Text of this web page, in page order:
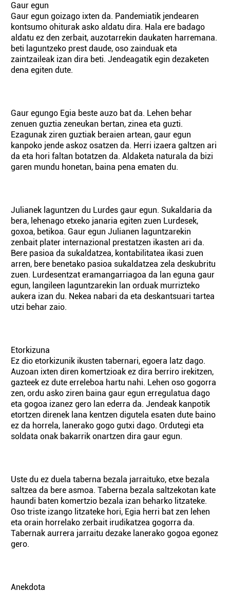
Gaur egun
Gaur egun goizago ixten da. Pandemiatik jendearen
kontsumo ohiturak asko aldatu dira. Hala ere badago
aldatu ez den zerbait, auzotarrekin daukaten harremana.
beti laguntzeko prest daude, oso zainduak eta
zaintzaileak izan dira beti. Jendeagatik egin dezaketen
dena egiten dute.
Gaur egungo Egia beste auzo bat da. Lehen behar
zenuen guztia zeneukan bertan, zinea eta guzti.
Ezagunak ziren guztiak beraien artean, gaur egun
kanpoko jende askoz osatzen da. Herri izaera galtzen ari
da eta hori faltan botatzen da. Aldaketa naturala da bizi
garen mundu honetan, baina pena ematen du.
Julianek laguntzen du Lurdes gaur egun. Sukaldaria da
bera, lehenago etxeko janaria egiten zuen Lurdesek,
goxoa, betikoa. Gaur egun Julianen laguntzarekin
zenbait plater internazional prestatzen ikasten ari da.
Bere pasioa da sukaldatzea, kontabilitatea ikasi zuen
arren, bere benetako pasioa sukaldatzea zela deskubritu
zuen. Lurdesentzat eramangarriagoa da lan eguna gaur
egun, langileen laguntzarekin lan orduak murrizteko
aukera izan du. Nekea nabari da eta deskantsuari tartea
utzi behar zaio.
Etorkizuna
Ez dio etorkizunik ikusten tabernari, egoera latz dago.
Auzoan ixten diren komertzioak ez dira berriro irekitzen,
gazteek ez dute erreleboa hartu nahi. Lehen oso gogorra
zen, ordu asko ziren baina gaur egun erregulatua dago
eta gogoa izanez gero lan ederra da. Jendeak kanpotik
etortzen direnek lana kentzen digutela esaten dute baino
ez da horrela, lanerako gogo gutxi dago. Ordutegi eta
soldata onak bakarrik onartzen dira gaur egun.
Uste du ez duela taberna bezala jarraituko, etxe bezala
saltzea da bere asmoa. Taberna bezala saltzekotan kate
haundi baten komertzio bezala izan beharko litzateke.
Oso triste izango litzateke hori, Egia herri bat zen lehen
eta orain horrelako zerbait irudikatzea gogorra da.
Tabernak aurrera jarraitu dezake lanerako gogoa egonez
gero.
Anekdota